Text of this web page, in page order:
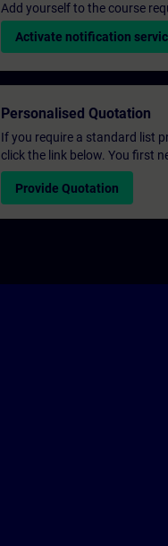
Add yourself to the course
Activate notification
Personalised Quotation
If you require a standard list
click the link below. You first
Provide Quotation